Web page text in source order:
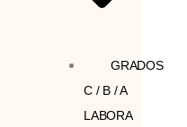
GRADOS
C / B / A
LABORA